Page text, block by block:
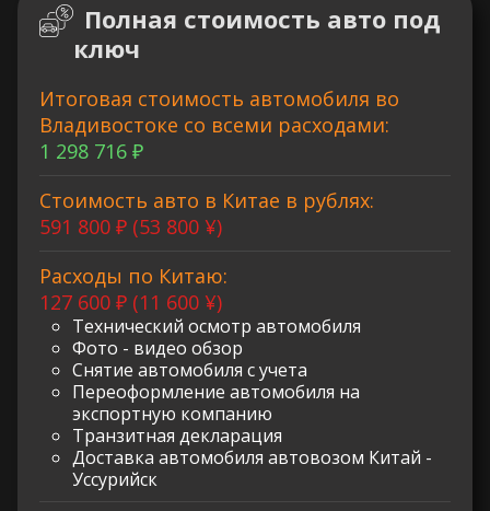
Полная стоимость авто под
ключ
Итоговая стоимость автомобиля во
Владивостоке со всеми расходами:
1 298 716 ₽
Стоимость авто в Китае в рублях:
591 800 ₽ (53 800 ¥)
Расходы по Китаю:
127 600 ₽ (11 600 ¥)
Технический осмотр автомобиля
Фото - видео обзор
Снятие автомобиля с учета
Переоформление автомобиля на
экспортную компанию
Транзитная декларация
Доставка автомобиля автовозом Китай -
Уссурийск